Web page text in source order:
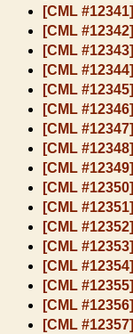
[CML #12341]
[CML #12342]
[CML #12343]
[CML #12344]
[CML #12345]
[CML #12346]
[CML #12347]
[CML #12348]
[CML #12349]
[CML #12350]
[CML #12351]
[CML #12352]
[CML #12353]
[CML #12354]
[CML #12355]
[CML #12356]
[CML #12357]